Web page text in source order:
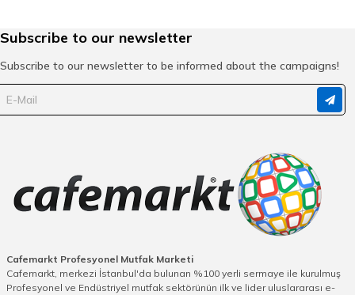
Subscribe to our newsletter
Subscribe to our newsletter to be informed about the campaigns!
Cafemarkt Profesyonel Mutfak Marketi
Cafemarkt, merkezi İstanbul'da bulunan %100 yerli sermaye ile kurulmuş
Profesyonel ve Endüstriyel mutfak sektörünün ilk ve lider uluslararası e-